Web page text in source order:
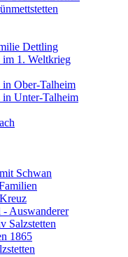
Dettling
im 1. Weltkrieg
Ober-Talheim
in Unter-Talheim
Schwan
- Auswanderer
Salzstetten
1865